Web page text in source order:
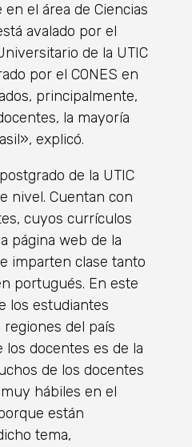
el área de Ciencias
avalado por el
de la UTIC
por el CONES en
principalmente,
la mayoría
explicó.
de la UTIC
nivel. Cuentan con
cuyos currículos
página web de la
imparten clase tanto
portugués. En este
los estudiantes
del país
los docentes es de la
de los docentes
hábiles en el
están
tema,